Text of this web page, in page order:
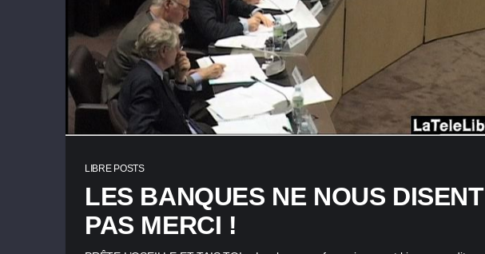
LIBRE POSTS
LES BANQUES NE NOUS DISENT
PAS MERCI !